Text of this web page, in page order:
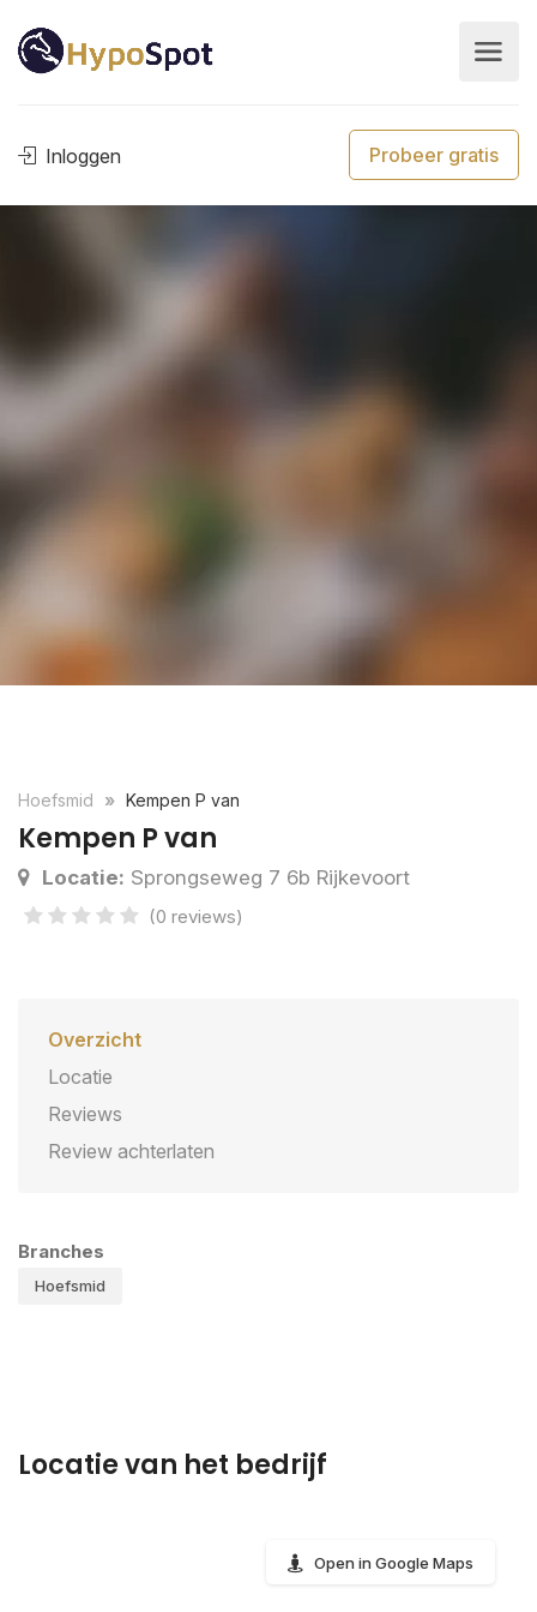
Inloggen Probeer gratis
Hoefsmid Kempen P van
Kempen P van
Locatie: Sprongseweg 7 6b Rijkevoort
(0 reviews)
Overzicht
Locatie
Reviews
Review achterlaten
Branches
Hoefsmid
Locatie van het bedrijf
Open in Google Maps